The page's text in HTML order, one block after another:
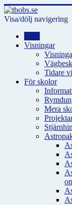
Visa/dölj navigering
Visningar
Tidare
För skolor
Mera